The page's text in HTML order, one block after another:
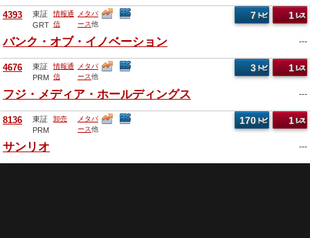
4393
東証
GRT
情報通
信
メタバ
ース他
1
7
バンク・オブ・イノベーション ---
4676
東証
PRM
情報通
信
メタバ
ース他
1
3
フジ・メディア・ホールディングス ---
8136
東証
PRM
卸売
メタバ
ース他
1
170
サンリオ ---